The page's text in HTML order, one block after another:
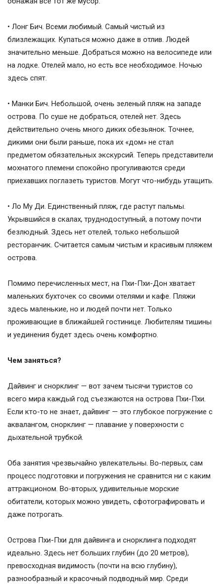
• Лонг Бич. Всеми любимый. Самый чистый из
близлежащих. Купаться можно даже в отлив. Людей
значительно меньше. Добраться можно на велосипеде или
на лодке. Отелей мало, но есть все необходимое. Ночью
здесь спят.
• Манки Бич. Небольшой, очень зеленый пляж на западе
острова. По суше не добраться, отелей нет. Здесь
действительно очень много диких обезьянок. Точнее,
дикими они были раньше, пока их «дом» не стал
предметом обязательных экскурсий. Теперь представители
мохнатого племени спокойно прогуливаются среди
приехавших поглазеть туристов. Могут что-нибудь утащить.
• Ло Му Ди. Единственный пляж, где растут пальмы.
Укрывшийся в скалах, труднодоступный, а потому почти
безлюдный. Здесь нет отелей, только небольшой
ресторанчик. Считается самым чистым и красивым пляжем
острова.
Помимо перечисленных мест, на Пхи-Пхи-Дон хватает
маленьких бухточек со своими отелями и кафе. Пляжи
здесь маленькие, но и людей почти нет. Только
проживающие в ближайшей гостинице. Любителям тишины
и уединения будет здесь очень комфортно.
Чем заняться?
Дайвинг и снорклинг — вот зачем тысячи туристов со
всего мира каждый год съезжаются на острова Пхи-Пхи.
Если кто-то не знает, дайвинг — это глубокое погружение с
аквалангом, снорклинг — плавание у поверхности с
дыхательной трубкой.
Оба занятия чрезвычайно увлекательны. Во-первых, сам
процесс подготовки и погружения не сравнится ни с каким
аттракционом. Во-вторых, удивительные морские
обитатели, которых можно увидеть, сфотографировать и
даже потрогать.
Острова Пхи-Пхи для дайвинга и снорклинга подходят
идеально. Здесь нет больших глубин (до 20 метров),
превосходная видимость (почти на всю глубину),
разнообразный и красочный подводный мир. Среди